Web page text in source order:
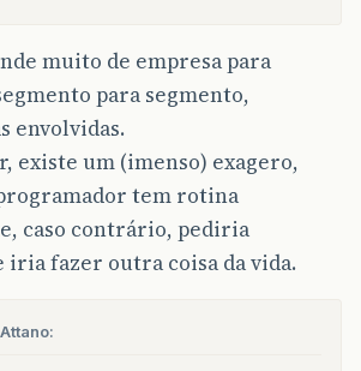
muito de empresa para
para segmento,
envolvidas.
existe um (imenso) exagero,
tem rotina
caso contrário, pediria
iria fazer outra coisa da vida.